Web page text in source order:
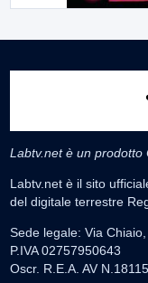
Labtv.net è un prodotto
Labtv.net è il sito
del digitale terrestre
Sede legale: Via
P.IVA 02757950643
Oscr. R.E.A. AV